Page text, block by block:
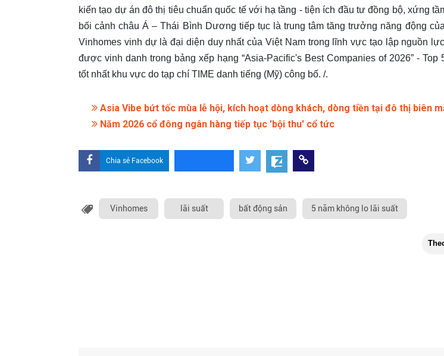
kiến tạo dự án đô thị tiêu chuẩn quốc tế với hạ tầng - tiện ích đầu tư đồng bộ, xứng
bối cảnh châu Á – Thái Bình Dương tiếp tục là trung tâm tăng trưởng năng động
Vinhomes vinh dự là đại diện duy nhất của Việt Nam trong lĩnh vực tạo lập nguồn
được vinh danh trong bảng xếp hạng “Asia-Pacific's Best Companies of 2026” - Top
tốt nhất khu vực do tạp chí TIME danh tiếng (Mỹ) công bố. /.
Asia Vibe bứt tốc mùa lễ hội, kích hoạt dòng khách, dòng tiền tại đô thị biên
Năm 2026 cổ đông ngân hàng tiếp tục 'bội thu' cổ tức
Chia sẻ Facebook
Vinhomes lãi suất bất động sản 5 năm không lo lãi suất